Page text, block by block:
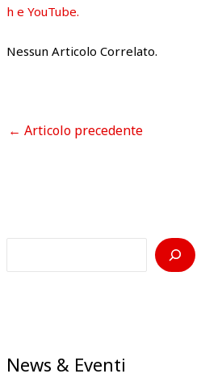
h e YouTube.
Nessun Articolo Correlato.
← Articolo precedente
News & Eventi